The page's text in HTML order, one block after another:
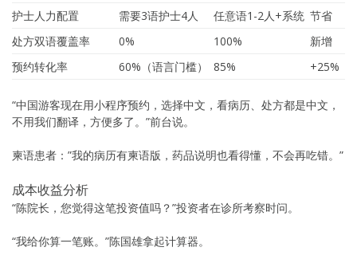
护士人力配置
需要3语护士4人 任意语1-2人+系统 节省
处方双语覆盖率
0% 100%
新增
预约转化率
60%（语言门槛） 85% +25%
“中国游客现在用小程序预约，选择中文，看病历、处方都是中文，
不用我们翻译，方便多了。”前台说。
柬语患者：”我的病历有柬语版，药品说明也看得懂，不会再吃错。”
成本收益分析
“陈院长，您觉得这笔投资值吗？”投资者在诊所考察时问。
“我给你算一笔账。”陈国雄拿起计算器。